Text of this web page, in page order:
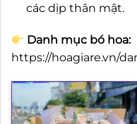
các dịp thân mật.
Danh mục bó hoa:
https://hoagiare.vn/